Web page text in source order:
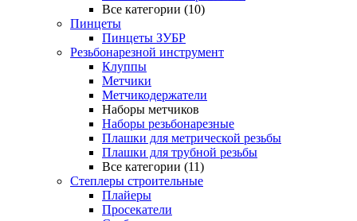
Все категории (10)
Пинцеты
Пинцеты ЗУБР
Резьбонарезной инструмент
Клуппы
Метчики
Метчикодержатели
Наборы метчиков
Наборы резьбонарезные
Плашки для метрической резьбы
Плашки для трубной резьбы
Все категории (11)
Степлеры строительные
Плайеры
Просекатели